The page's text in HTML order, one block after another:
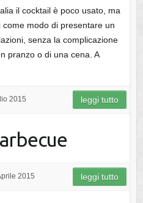
il cocktail è poco usato, ma
modo di presentare un
senza la complicazione
pranzo o di una cena. A
2015 leggi tutto
2015 leggi tutto